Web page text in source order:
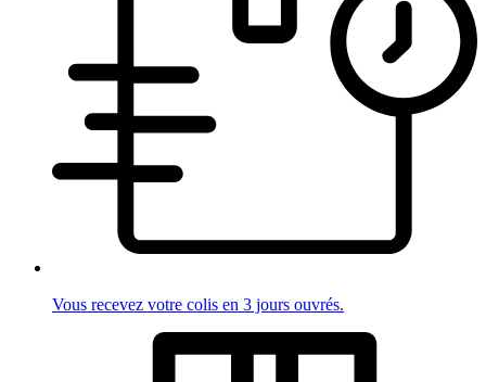
Vous recevez votre colis en 3 jours ouvrés.